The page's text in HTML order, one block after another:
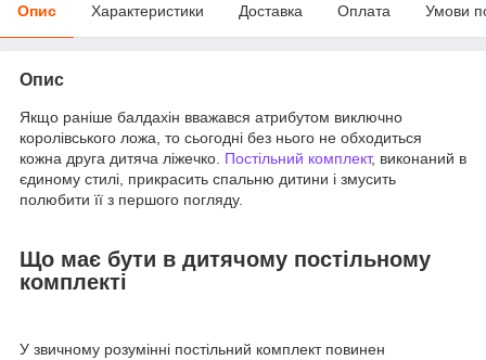
Опис Характеристики Доставка Оплата Умови
Опис
Якщо раніше балдахін вважався атрибутом виключно
королівського ложа, то сьогодні без нього не обходиться
кожна друга дитяча ліжечко. Постільний комплект, виконаний в
єдиному стилі, прикрасить спальню дитини і змусить
полюбити її з першого погляду.
Що має бути в дитячому постільному
комплекті
У звичному розумінні постільний комплект повинен